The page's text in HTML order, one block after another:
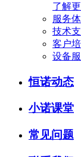
了解
服务
技术
客户培
设备
恒诺动态
小诺课堂
常见问题